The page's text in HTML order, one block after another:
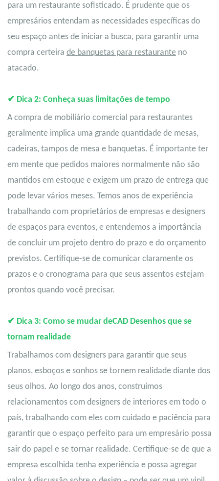
para um restaurante sofisticado. É prudente que os
empresários entendam as necessidades específicas do
seu espaço antes de iniciar a busca, para garantir uma
compra certeira de banquetas para restaurante no
atacado.
✔ Dica 2: Conheça suas limitações de tempo
A compra de mobiliário comercial para restaurantes
geralmente implica uma grande quantidade de mesas,
cadeiras, tampos de mesa e banquetas. É importante ter
em mente que pedidos maiores normalmente não são
mantidos em estoque e exigem um prazo de entrega que
pode levar vários meses. Temos anos de experiência
trabalhando com proprietários de empresas e designers
de espaços para eventos, e entendemos a importância
de concluir um projeto dentro do prazo e do orçamento
previstos. Certifique-se de comunicar claramente os
prazos e o cronograma para que seus assentos estejam
prontos quando você precisar.
✔ Dica 3: Como se mudar deCAD Desenhos que se
tornam realidade
Trabalhamos com designers para garantir que seus
planos, esboços e sonhos se tornem realidade diante dos
seus olhos. Ao longo dos anos, construímos
relacionamentos com designers de interiores em todo o
país, trabalhando com eles com cuidado e paciência para
garantir que o espaço perfeito para um empresário possa
sair do papel e se tornar realidade. Certifique-se de que a
empresa escolhida tenha experiência e possa agregar